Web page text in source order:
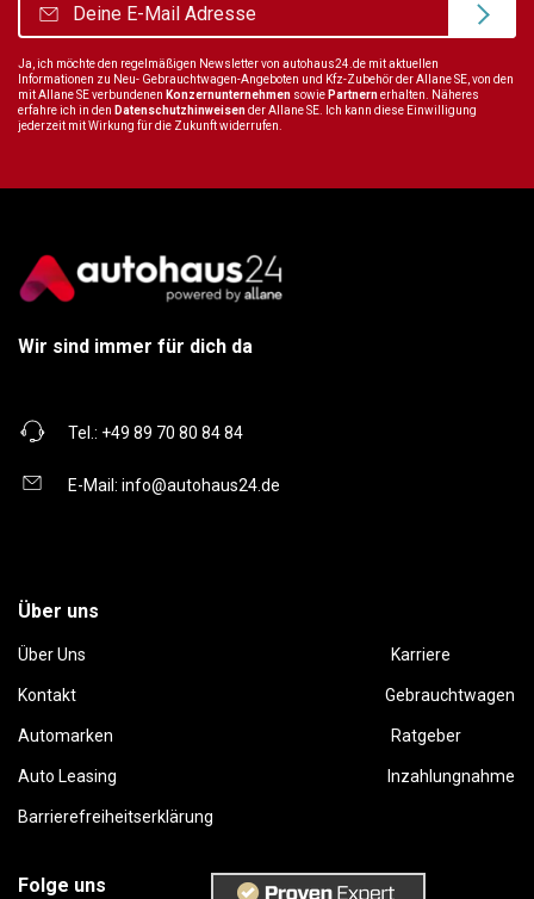
Ja, ich möchte den regelmäßigen Newsletter von autohaus24.de mit aktuellen
Informationen zu Neu- Gebrauchtwagen-Angeboten und Kfz-Zubehör der Allane SE, von den
mit Allane SE verbundenen Konzernunternehmen sowie Partnernerhalten. Näheres
erfahre ich in den Datenschutzhinweisender Allane SE. Ich kann diese Einwilligung
jederzeit mit Wirkung für die Zukunft widerrufen.
Wir sind immer für dich da
Tel.: +49 89 70 80 84 84
E-Mail: info@autohaus24.de
Über uns
Über Uns Karriere
Kontakt Gebrauchtwagen
Automarken Ratgeber
Auto Leasing Inzahlungnahme
Barrierefreiheitserklärung
Folge uns